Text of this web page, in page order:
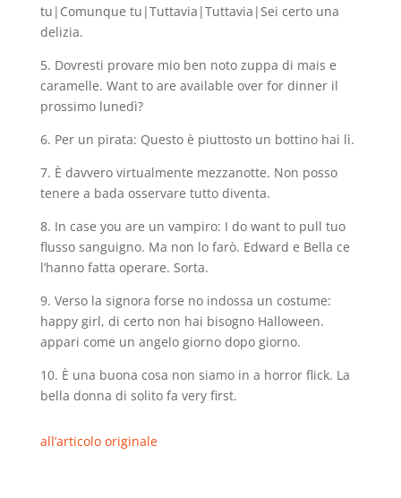
tu|Comunque tu|Tuttavia|Tuttavia|Sei certo una
delizia.
5. Dovresti provare mio ben noto zuppa di mais e
caramelle. Want to are available over for dinner il
prossimo lunedì?
6. Per un pirata: Questo è piuttosto un bottino hai lì.
7. È davvero virtualmente mezzanotte. Non posso
tenere a bada osservare tutto diventa.
8. In case you are un vampiro: I do want to pull tuo
flusso sanguigno. Ma non lo farò. Edward e Bella ce
l’hanno fatta operare. Sorta.
9. Verso la signora forse no indossa un costume:
happy girl, di certo non hai bisogno Halloween.
appari come un angelo giorno dopo giorno.
10. È una buona cosa non siamo in a horror flick. La
bella donna di solito fa very first.
all’articolo originale